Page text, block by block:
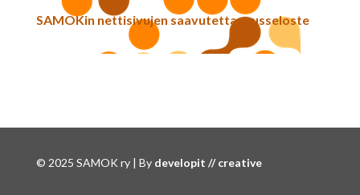
SAMOKin nettisivujen saavutettavuusseloste
© 2025 SAMOK ry | By developit // creative